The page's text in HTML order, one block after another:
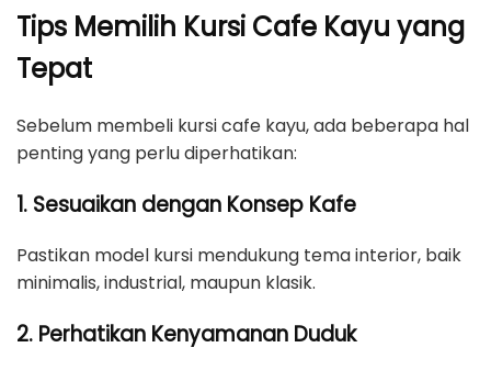
Tips Memilih Kursi Cafe Kayu yang
Tepat
Sebelum membeli kursi cafe kayu, ada beberapa hal
penting yang perlu diperhatikan:
1. Sesuaikan dengan Konsep Kafe
Pastikan model kursi mendukung tema interior, baik
minimalis, industrial, maupun klasik.
2. Perhatikan Kenyamanan Duduk